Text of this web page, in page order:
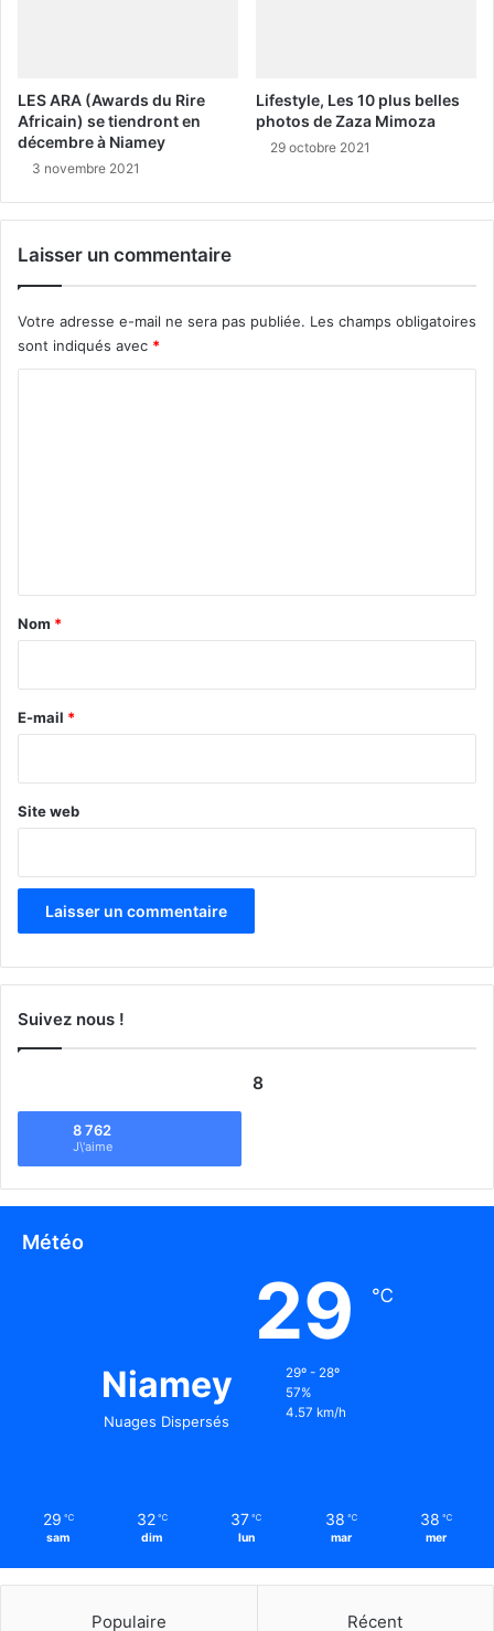
LES ARA (Awards du Rire
Africain) se tiendront en
décembre à Niamey
3 novembre 2021
Lifestyle, Les 10 plus belles
photos de Zaza Mimoza
29 octobre 2021
Laisser un commentaire
Votre adresse e-mail ne sera pas publiée. Les champs obligatoires
sont indiqués avec *
a
e
Nom *
E-mail *
Site web
Suivez nous !
8
8 762
J\'aime
Météo
Niamey
Nuages Dispersés
29 ℃
29º - 28º
57%
4.57 km/h
29 ℃
sam
32 ℃
dim
37 ℃
lun
38 ℃
mar
38 ℃
mer
Populaire Récent